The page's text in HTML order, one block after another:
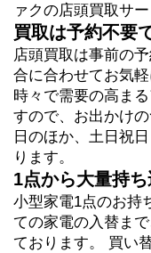
ァクの店頭買取サ
買取は予約不要
店頭買取は事前の
合に合わせてお気
時々で需要の高ま
すので、お出かけ
日のほか、土日祝
ります。
1点から大量持
小型家電1点のお持
ての家電の入替ま
ております。 買い